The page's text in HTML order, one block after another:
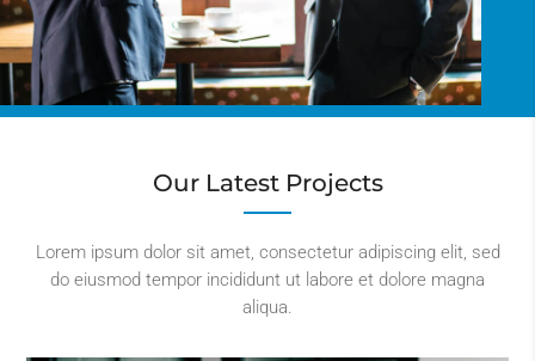
Our Latest Projects
Lorem ipsum dolor sit amet, consectetur adipiscing elit, sed
do eiusmod tempor incididunt ut labore et dolore magna
aliqua.